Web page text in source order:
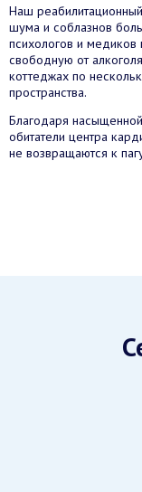
Наш
шума и соблазнов
психологов и медиков
свободную от
коттеджах по
пространства.
Благодаря
обитатели центра
не возвращаются к